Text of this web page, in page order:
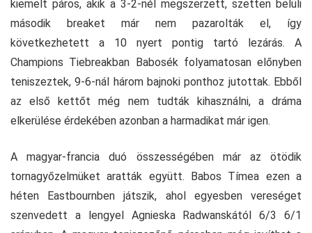
kiemelt páros, akik a 3-2-nél megszerzett, szetten belüli
második breaket már nem pazarolták el, így
következhetett a 10 nyert pontig tartó lezárás. A
Champions Tiebreakban Babosék folyamatosan előnyben
teniszeztek, 9-6-nál három bajnoki ponthoz jutottak. Ebből
az első kettőt még nem tudták kihasználni, a dráma
elkerülése érdekében azonban a harmadikat már igen.
A magyar-francia duó összességében már az ötödik
tornagyőzelmüket aratták együtt. Babos Tímea ezen a
héten Eastbournben játszik, ahol egyesben vereséget
szenvedett a lengyel Agnieska Radwanskától 6/3 6/1